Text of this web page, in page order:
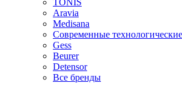
TONIS
Aravia
Medisana
Современные
Gess
Beurer
Detensor
Все бренды